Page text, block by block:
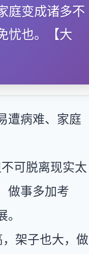
庭变成诸多不
忧也。【大
遭病难、家庭
可脱离现实太
做事多加考
架子也大，做